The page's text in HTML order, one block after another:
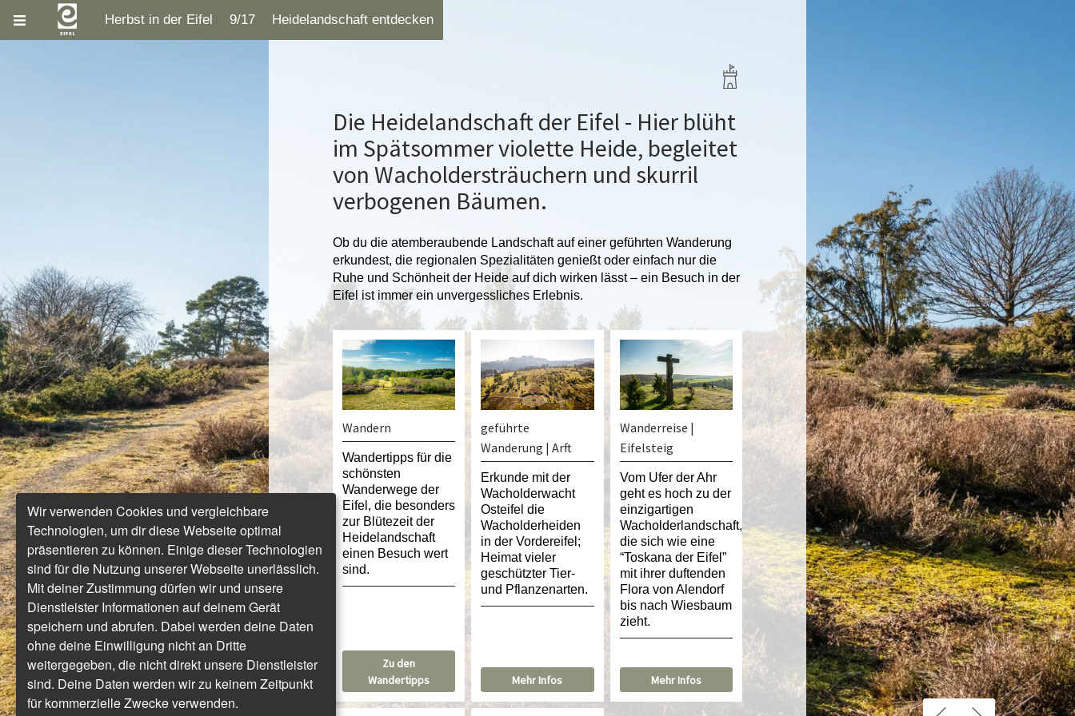
Herbst in der Eifel 9/17 Heidelandschaft entdecken
Die Heidelandschaft der Eifel - Hier blüht
im Spätsommer violette Heide, begleitet
von Wacholdersträuchern und skurril
verbogenen Bäumen.
Ob du die atemberaubende Landschaft auf einer geführten Wanderung
erkundest, die regionalen Spezialitäten genießt oder einfach nur die
Ruhe und Schönheit der Heide auf dich wirken lässt – ein Besuch in der
Eifel ist immer ein unvergessliches Erlebnis.
Wandern
Wandertipps für die
schönsten
Wanderwege der
Eifel, die besonders
zur Blütezeit der
Heidelandschaft
einen Besuch wert
sind.
Zu den
Wandertipps
geführte
Wanderung | Arft
Erkunde mit der
Wacholderwacht
Osteifel die
Wacholderheiden
in der Vordereifel;
Heimat vieler
geschützter Tier-
und Pflanzenarten.
Mehr Infos
Wanderreise |
Eifelsteig
Vom Ufer der Ahr
geht es hoch zu der
einzigartigen
Wacholderlandschaft,
die sich wie eine
“Toskana der Eifel”
mit ihrer duftenden
Flora von Alendorf
bis nach Wiesbaum
zieht.
Mehr Infos
Wir verwenden Cookies und vergleichbare
Technologien, um dir diese Webseite optimal
präsentieren zu können. Einige dieser Technologien
sind für die Nutzung unserer Webseite unerlässlich.
Mit deiner Zustimmung dürfen wir und unsere
Dienstleister Informationen auf deinem Gerät
speichern und abrufen. Dabei werden deine Daten
ohne deine Einwilligung nicht an Dritte
weitergegeben, die nicht direkt unsere Dienstleister
sind. Deine Daten werden wir zu keinem Zeitpunkt
für kommerzielle Zwecke verwenden.